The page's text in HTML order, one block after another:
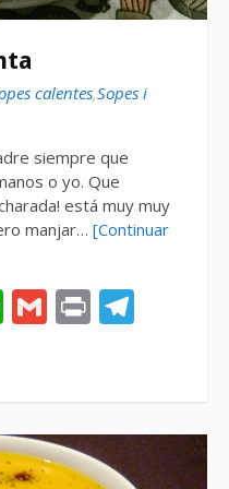
calentes,Sopes i
siempre que
o yo. Que
está muy muy
manjar… [Continuar
WhatsApp
Gmail
Print